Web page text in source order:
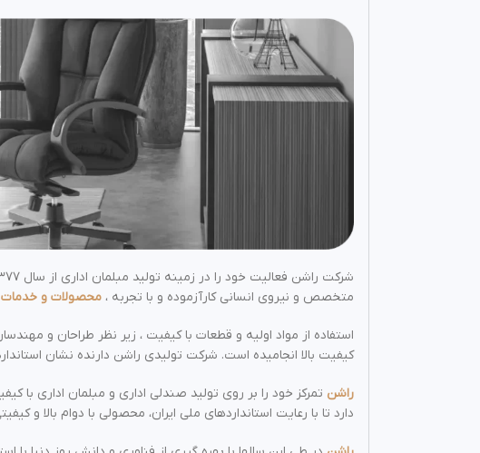
متخصص و نیروی انسانی کارآزموده و با تجربه ، محصولات و
استفاده از مواد اولیه و قطعات با کیفیت ، زیر نظر طراحان و
کیفیت بالا انجامیده است. شرکت تولیدی راشن دارنده نشان
راشن
دارد تا با رعایت استانداردهای ملی ایران، محصولی با دوام بالا و